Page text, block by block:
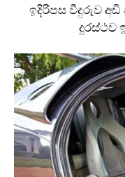
ඉදිරිපස වීදුරුව
දුරස්ථව